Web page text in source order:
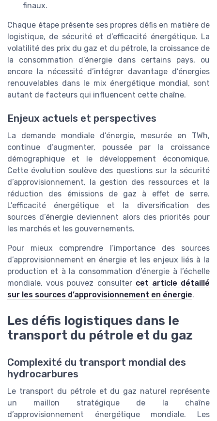
finaux.
Chaque étape présente ses propres défis en matière de
logistique, de sécurité et d’efficacité énergétique. La
volatilité des prix du gaz et du pétrole, la croissance de
la consommation d’énergie dans certains pays, ou
encore la nécessité d’intégrer davantage d’énergies
renouvelables dans le mix énergétique mondial, sont
autant de facteurs qui influencent cette chaîne.
Enjeux actuels et perspectives
La demande mondiale d’énergie, mesurée en TWh,
continue d’augmenter, poussée par la croissance
démographique et le développement économique.
Cette évolution soulève des questions sur la sécurité
d’approvisionnement, la gestion des ressources et la
réduction des émissions de gaz à effet de serre.
L’efficacité énergétique et la diversification des
sources d’énergie deviennent alors des priorités pour
les marchés et les gouvernements.
Pour mieux comprendre l’importance des sources
d’approvisionnement en énergie et les enjeux liés à la
production et à la consommation d’énergie à l’échelle
mondiale, vous pouvez consulter cet article détaillé
sur les sources d’approvisionnement en énergie.
Les défis logistiques dans le
transport du pétrole et du gaz
Complexité du transport mondial des
hydrocarbures
Le transport du pétrole et du gaz naturel représente
un maillon stratégique de la chaîne
d’approvisionnement énergétique mondiale. Les